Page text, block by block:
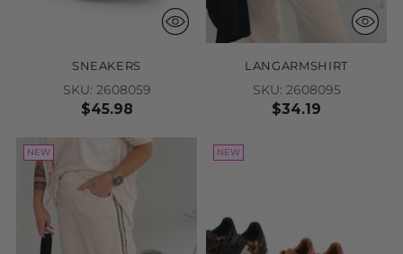
SNEAKERS
SKU: 2608059
$45.98
LANGARMSHIRT
SKU: 2608095
$34.19
NEW NEW